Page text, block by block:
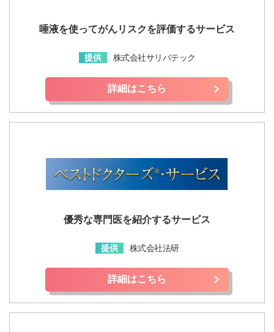
唾液を使ってがんリスクを評価するサービス
提供 株式会社サリバテック
詳細はこちら
優秀な専門医を紹介するサービス
提供 株式会社法研
詳細はこちら